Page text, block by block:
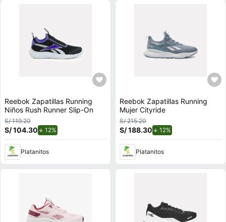
Reebok Zapatillas Running
Niños Rush Runner Slip-On
S/ 119.20
S/ 104.30 12%
Platanitos
Reebok Zapatillas Running
Mujer Cityride
S/ 215.20
S/ 188.30 12%
Platanitos